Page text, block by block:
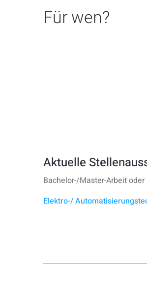
Für wen?
Aktuelle
Bachelor-/Master-Arbeit
Elektro-/